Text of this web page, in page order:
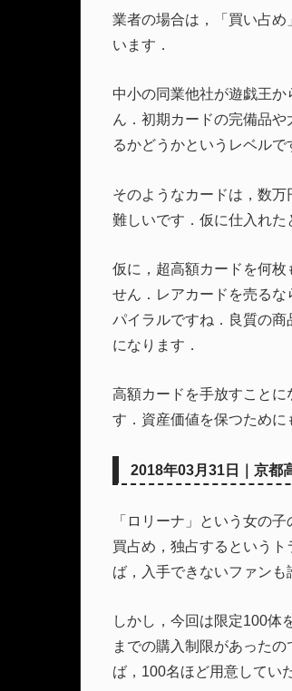
業者の場合は，「買い占
います．
中小の同業他社が遊戯王
ん．初期カードの完備品
るかどうかというレベルで
そのようなカードは，数
難しいです．仮に仕入れた
仮に，超高額カードを何
せん．レアカードを売る
パイラルですね．良質の
になります．
高額カードを手放すこと
す．資産価値を保つために
2018年03月31日｜京都
「ロリーナ」という女の
買占め，独占するという
ば，入手できないファンも
しかし，今回は限定100体
までの購入制限があった
ば，100名ほど用意してい